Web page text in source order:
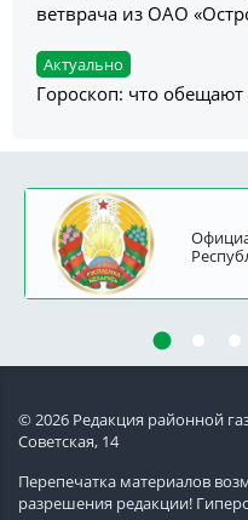
ветврача из ОАО
Актуально
Гороскоп: что обещают
© 2026 Редакция районной
Советская, 14
Перепечатка материалов
разрешения редакции!